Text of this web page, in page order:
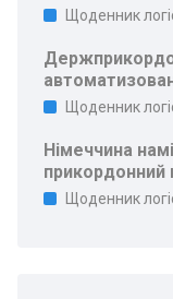
Щоденник
Щоденник
Німеччина
прикордонний
Щоденник